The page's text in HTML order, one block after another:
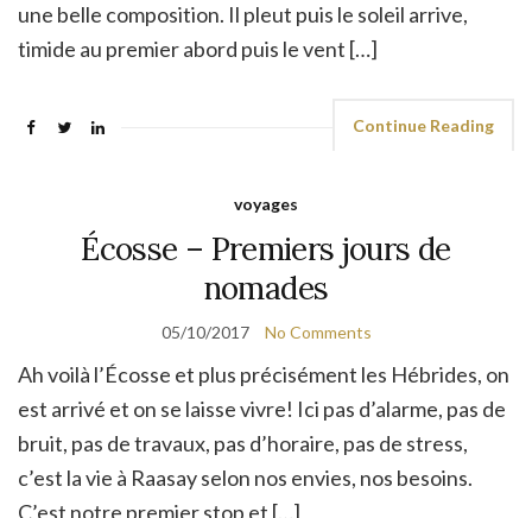
une belle composition. Il pleut puis le soleil arrive,
timide au premier abord puis le vent […]
Continue Reading
voyages
Écosse – Premiers jours de
nomades
05/10/2017 No Comments
Ah voilà l’Écosse et plus précisément les Hébrides, on
est arrivé et on se laisse vivre! Ici pas d’alarme, pas de
bruit, pas de travaux, pas d’horaire, pas de stress,
c’est la vie à Raasay selon nos envies, nos besoins.
C’est notre premier stop et […]